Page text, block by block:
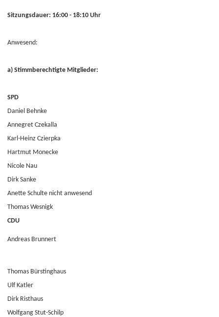
Sitzungsdauer: 16:00 - 18:10 Uhr
Anwesend:
a) Stimmberechtigte Mitglieder:
SPD
Daniel Behnke
Annegret Czekalla
Karl-Heinz Czierpka
Hartmut Monecke
Nicole Nau
Dirk Sanke
Anette Schulte nicht anwesend
Thomas Wesnigk
CDU
Andreas Brunnert
Thomas Bürstinghaus
Ulf Katler
Dirk Risthaus
Wolfgang Stut-Schilp